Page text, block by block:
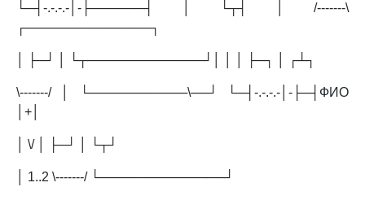
└─┤-.-.-.-│-├──────┤ │ └┬┤ │ /-------\
┌──────────────┐
│ ├─┘ │ └┬─────────────┘│ │ │ ├─┐ │ ┌┴┐
\-------/ │ └───────────\──┘ └─┤-.-.-.-│-├─┤ФИО
│+│
│ \/ │ ├─┘ │ └┬┘
│ 1..2 \-------/ └──────────────┘